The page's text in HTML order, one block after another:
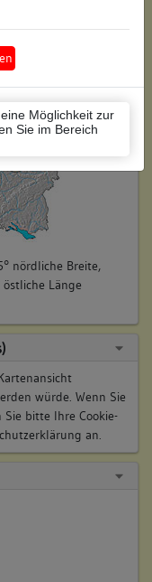
Möglichkeit zur
Sie im Bereich
nördliche Breite,
östliche Länge
würde. Wenn Sie
bitte Ihre Cookie-
an.